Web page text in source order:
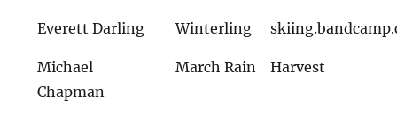
Everett Darling Winterling
Michael
Chapman
March Rain Harvest